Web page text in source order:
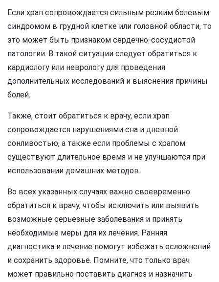
Если храп сопровождается сильным резким болевым
синдромом в грудной клетке или головной области, то
это может быть признаком сердечно-сосудистой
патологии. В такой ситуации следует обратиться к
кардиологу или неврологу для проведения
дополнительных исследований и выяснения причины
болей.
Также, стоит обратиться к врачу, если храп
сопровождается нарушениями сна и дневной
сонливостью, а также если проблемы с храпом
существуют длительное время и не улучшаются при
использовании домашних методов.
Во всех указанных случаях важно своевременно
обратиться к врачу, чтобы исключить или выявить
возможные серьезные заболевания и принять
необходимые меры для их лечения. Ранняя
диагностика и лечение помогут избежать осложнений
и сохранить здоровье. Помните, что только врач
может правильно поставить диагноз и назначить